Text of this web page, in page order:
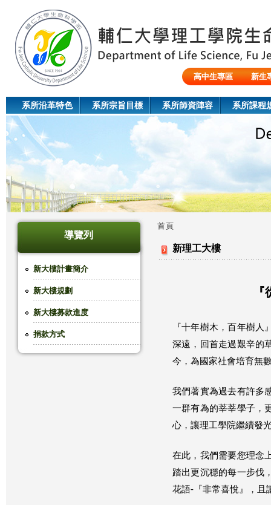
高中生專區
新生
系所沿革特色 系所宗旨目標 系所師資陣容 系所課程
導覽列
新大樓計畫簡介
新大樓規劃
新大樓募款進度
捐款方式
您
首頁
新理工大樓
『十年樹木，百年樹
深遠，回首走過艱辛的
今，為國家社會培育無
我們著實為過去有許多
一群有為的莘莘學子，
心，讓理工學院繼續發
在此，我們需要您理念
踏出更沉穩的每一步伐
花語-『非常喜悅』，且